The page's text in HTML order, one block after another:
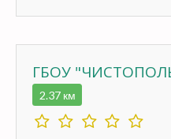
ГБОУ
2.37 км